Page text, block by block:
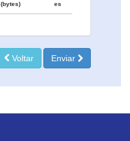
(bytes)
es
Voltar Enviar